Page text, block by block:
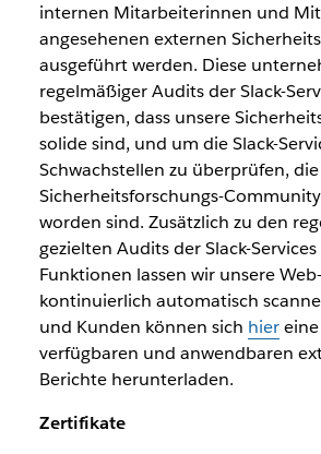
internen Mitarbeiterinnen und
angesehenen externen
ausgeführt werden. Diese
regelmäßiger Audits der Slack-
bestätigen, dass unsere
solide sind, und um die Slack-
Schwachstellen zu überprüfen,
Sicherheitsforschungs-
worden sind. Zusätzlich zu den
gezielten Audits der Slack-
Funktionen lassen wir unsere
kontinuierlich automatisch
und Kunden können sich hiereine
verfügbaren und anwendbaren
Berichte herunterladen.
Zertifikate